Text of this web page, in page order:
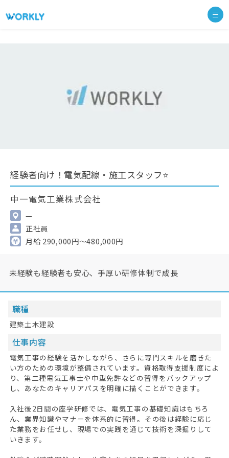
経験者向け！電気配線・施工スタッフ⭐
中一電気工業株式会社
—
正社員
月給 290,000円～480,000円
未経験も経験者も安心、手厚い研修体制で成長
職種
建築土木建設
仕事内容
電気工事の経験を活かしながら、さらに専門スキルを磨きた
い方のための環境が整備されています。資格取得支援制度によ
り、第二種電気工事士や中型免許などの習得をバックアップ
し、あなたのキャリアパスを明確に描くことができます。
入社後2日間の座学研修では、電気工事の基礎知識はもちろ
ん、業界知識やマナーを体系的に習得。その後は経験に応じ
た業務をお任せし、現場での実践を通じて技術を深掘りして
いきます。